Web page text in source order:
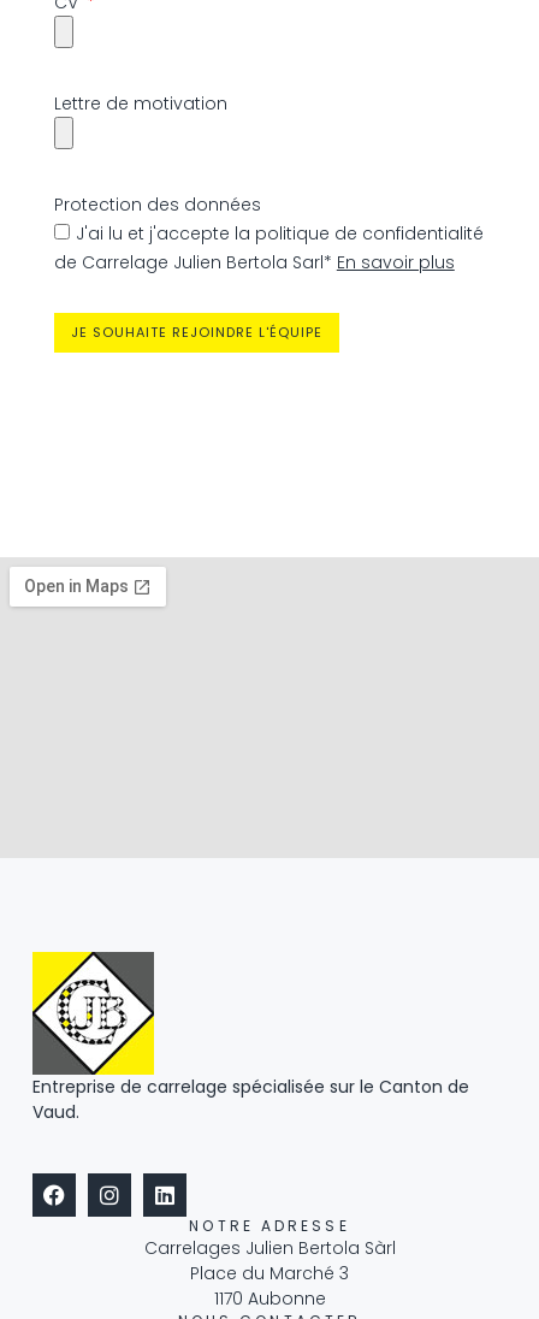
Lettre de motivation
Protection des données
J'ai lu et j'accepte la politique de confidentialité
de Carrelage Julien Bertola Sarl* En savoir plus
JE SOUHAITE REJOINDRE L'ÉQUIPE
Entreprise de carrelage spécialisée sur le Canton de
Vaud.
NOTRE ADRESSE
Carrelages Julien Bertola Sàrl
Place du Marché 3
1170 Aubonne